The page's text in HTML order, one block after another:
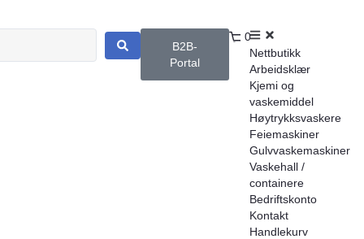
B2B-
Portal
0
Nettbutikk
Arbeidsklær
Kjemi og
vaskemiddel
Høytrykksvaskere
Feiemaskiner
Gulvvaskemaskiner
Vaskehall /
containere
Bedriftskonto
Kontakt
Handlekurv